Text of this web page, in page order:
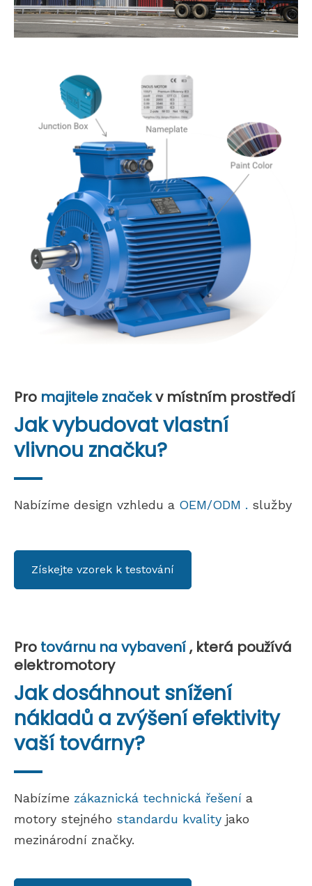
Pro majitele značekv místním prostředí
Jak vybudovat vlastní
vlivnou značku?
Nabízíme design vzhledu a OEM/ODM . služby
Získejte vzorek k testování
Pro továrnu na vybavení, která používá
elektromotory
Jak dosáhnout snížení
nákladů a zvýšení efektivity
vaší továrny?
Nabízíme zákaznická technická řešení a
motory stejného standardu kvality jako
mezinárodní značky.